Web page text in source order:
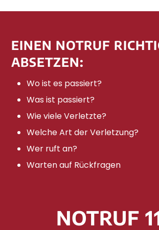
EINEN NOTRUF
ABSETZEN:
Wo ist es passiert?
Was ist passiert?
Wie viele Verletzte?
Welche Art der Verletzung?
Wer ruft an?
Warten auf Rückfragen
NOTRUF